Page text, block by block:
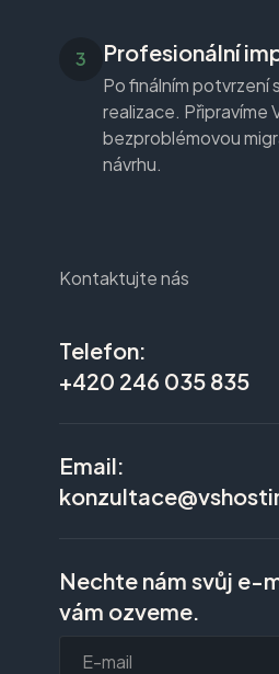
Profesionální
Po finálním potvrzení
realizace. Připravíme
bezproblémovou
návrhu.
Kontaktujte nás
Telefon:
+420 246 035 835
Email:
Nechte nám svůj e-
vám ozveme.